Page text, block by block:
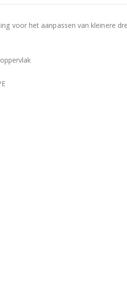
voor het aanpassen van kleinere